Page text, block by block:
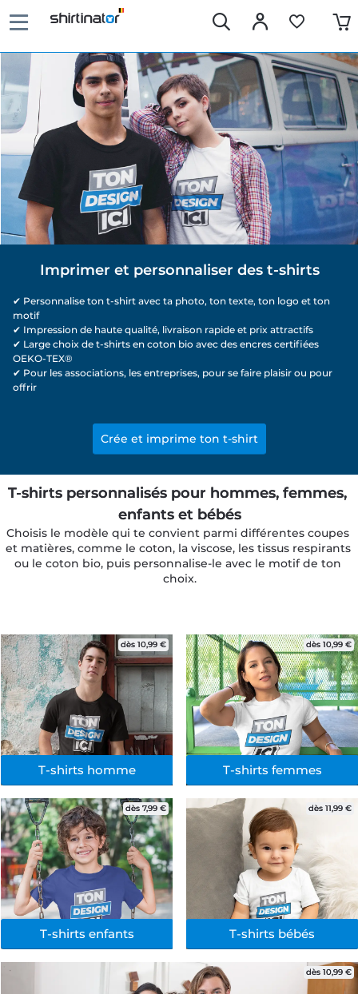
Imprimer et personnaliser des t-shirts
✔ Personnalise ton t-shirt avec ta photo, ton texte, ton logo et ton
motif
✔ Impression de haute qualité, livraison rapide et prix attractifs
✔ Large choix de t-shirts en coton bio avec des encres certifiées
OEKO-TEX®
✔ Pour les associations, les entreprises, pour se faire plaisir ou pour
offrir
Crée et imprime ton t-shirt
T-shirts personnalisés pour hommes, femmes,
enfants et bébés
Choisis le modèle qui te convient parmi différentes coupes
et matières, comme le coton, la viscose, les tissus respirants
ou le coton bio, puis personnalise-le avec le motif de ton
choix.
dès 10,99 €
T-shirts femmes
dès 7,99 €
T-shirts enfants
dès 10,99 €
T-shirts homme
dès 11,99 €
T-shirts bébés
dès 10,99 €